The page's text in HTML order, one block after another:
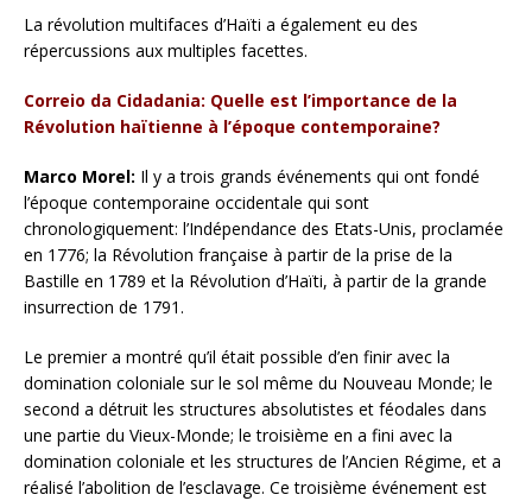
La révolution multifaces d’Haïti a également eu des
répercussions aux multiples facettes.
Correio da Cidadania: Quelle est l’importance de la
Révolution haïtienne à l’époque contemporaine?
Marco Morel: Il y a trois grands événements qui ont fondé
l’époque contemporaine occidentale qui sont
chronologiquement: l’Indépendance des Etats-Unis, proclamée
en 1776; la Révolution française à partir de la prise de la
Bastille en 1789 et la Révolution d’Haïti, à partir de la grande
insurrection de 1791.
Le premier a montré qu’il était possible d’en finir avec la
domination coloniale sur le sol même du Nouveau Monde; le
second a détruit les structures absolutistes et féodales dans
une partie du Vieux-Monde; le troisième en a fini avec la
domination coloniale et les structures de l’Ancien Régime, et a
réalisé l’abolition de l’esclavage. Ce troisième événement est